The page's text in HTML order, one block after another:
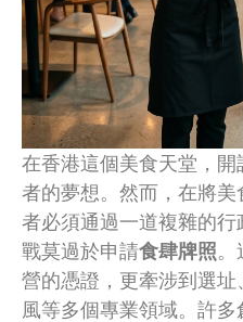
在香港這個美食天堂，
者的夢想。然而，在將
者必須通過一道複雜的
戰莫過於申請食肆牌照。
營的憑證，更牽涉到選
風等多個專業領域。許多